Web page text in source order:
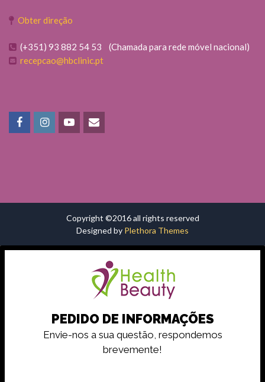
Obter direção
(+351) 93 882 54 53 (Chamada para rede móvel nacional)
recepcao@hbclinic.pt
Copyright ©2016 all rights reserved
Designed by Plethora Themes
PEDIDO DE INFORMAÇÕES
Envie-nos a sua questão, respondemos
brevemente!